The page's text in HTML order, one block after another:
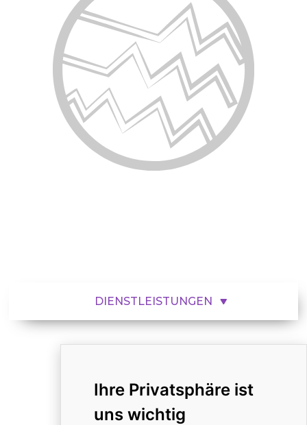
Ihre Privatsphäre ist
uns wichtig
DIENSTLEISTUNGEN
Über uns
Dokumente